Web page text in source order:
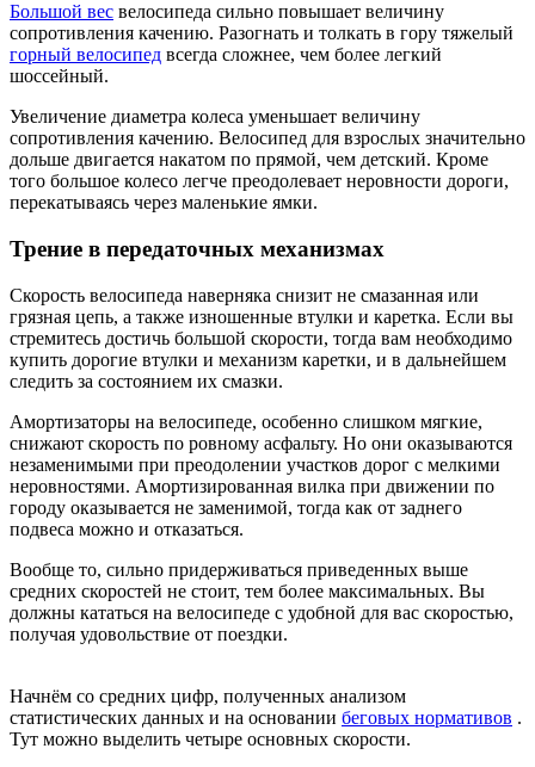
Большой вес велосипеда сильно повышает величину
сопротивления качению. Разогнать и толкать в гору тяжелый
горный велосипед всегда сложнее, чем более легкий
шоссейный.
Увеличение диаметра колеса уменьшает величину
сопротивления качению. Велосипед для взрослых значительно
дольше двигается накатом по прямой, чем детский. Кроме
того большое колесо легче преодолевает неровности дороги,
перекатываясь через маленькие ямки.
Трение в передаточных механизмах
Скорость велосипеда наверняка снизит не смазанная или
грязная цепь, а также изношенные втулки и каретка. Если вы
стремитесь достичь большой скорости, тогда вам необходимо
купить дорогие втулки и механизм каретки, и в дальнейшем
следить за состоянием их смазки.
Амортизаторы на велосипеде, особенно слишком мягкие,
снижают скорость по ровному асфальту. Но они оказываются
незаменимыми при преодолении участков дорог с мелкими
неровностями. Амортизированная вилка при движении по
городу оказывается не заменимой, тогда как от заднего
подвеса можно и отказаться.
Вообще то, сильно придерживаться приведенных выше
средних скоростей не стоит, тем более максимальных. Вы
должны кататься на велосипеде с удобной для вас скоростью,
получая удовольствие от поездки.
Начнём со средних цифр, полученных анализом
статистических данных и на основании беговых нормативов .
Тут можно выделить четыре основных скорости.